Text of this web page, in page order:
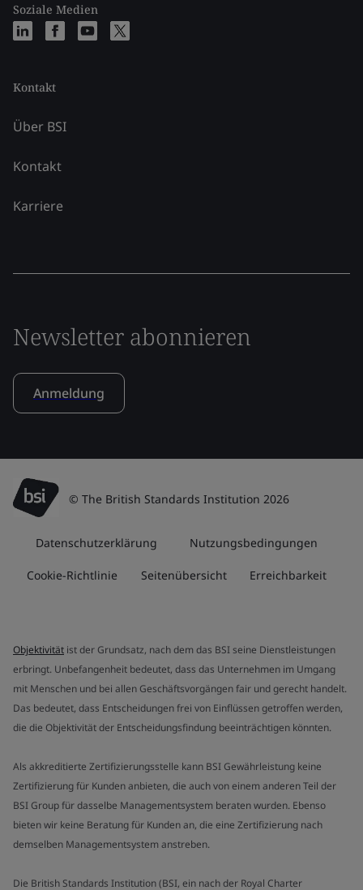
Soziale Medien
Kontakt
Über BSI
Kontakt
Karriere
Newsletter abonnieren
Anmeldung
© The British Standards Institution 2026
Datenschutzerklärung Nutzungsbedingungen
Cookie-Richtlinie Seitenübersicht Erreichbarkeit
Objektivität ist der Grundsatz, nach dem das BSI seine Dienstleistungen
erbringt. Unbefangenheit bedeutet, dass das Unternehmen im Umgang
mit Menschen und bei allen Geschäftsvorgängen fair und gerecht handelt.
Das bedeutet, dass Entscheidungen frei von Einflüssen getroffen werden,
die die Objektivität der Entscheidungsfindung beeinträchtigen könnten.
Als akkreditierte Zertifizierungsstelle kann BSI Gewährleistung keine
Zertifizierung für Kunden anbieten, die auch von einem anderen Teil der
BSI Group für dasselbe Managementsystem beraten wurden. Ebenso
bieten wir keine Beratung für Kunden an, die eine Zertifizierung nach
demselben Managementsystem anstreben.
Die British Standards Institution (BSI, ein nach der Royal Charter